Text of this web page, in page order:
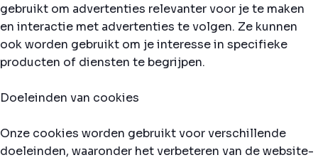
gebruikt om advertenties relevanter voor je te maken
en interactie met advertenties te volgen. Ze kunnen
ook worden gebruikt om je interesse in specifieke
producten of diensten te begrijpen.
Doeleinden van cookies
Onze cookies worden gebruikt voor verschillende
doeleinden, waaronder het verbeteren van de website-